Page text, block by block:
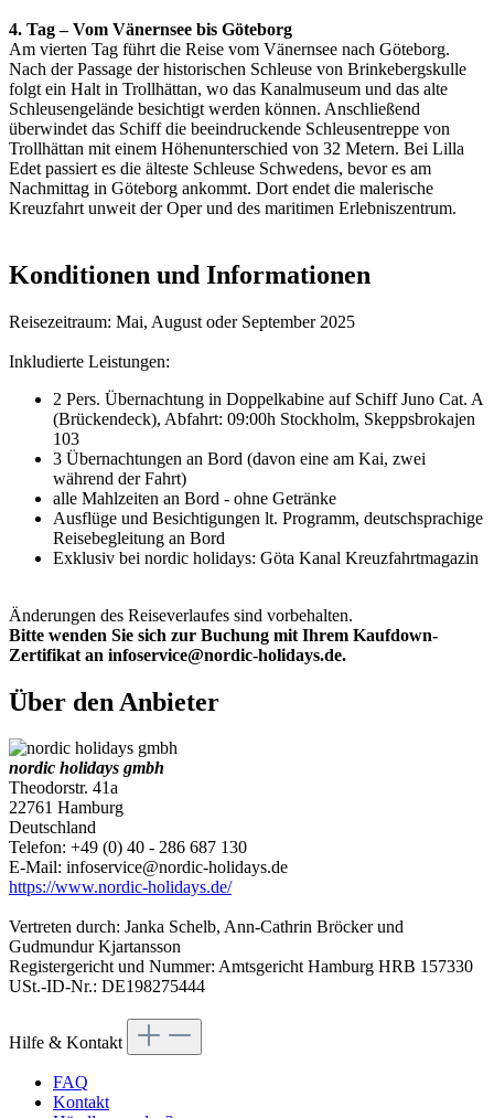
4. Tag – Vom Vänernsee bis Göteborg
Am vierten Tag führt die Reise vom Vänernsee nach Göteborg.
Nach der Passage der historischen Schleuse von Brinkebergskulle
folgt ein Halt in Trollhättan, wo das Kanalmuseum und das alte
Schleusengelände besichtigt werden können. Anschließend
überwindet das Schiff die beeindruckende Schleusentreppe von
Trollhättan mit einem Höhenunterschied von 32 Metern. Bei Lilla
Edet passiert es die älteste Schleuse Schwedens, bevor es am
Nachmittag in Göteborg ankommt. Dort endet die malerische
Kreuzfahrt unweit der Oper und des maritimen Erlebniszentrum.
Konditionen und Informationen
Reisezeitraum: Mai, August oder September 2025
Inkludierte Leistungen:
2 Pers. Übernachtung in Doppelkabine auf Schiff Juno Cat. A
(Brückendeck), Abfahrt: 09:00h Stockholm, Skeppsbrokajen
103
3 Übernachtungen an Bord (davon eine am Kai, zwei
während der Fahrt)
alle Mahlzeiten an Bord - ohne Getränke
Ausflüge und Besichtigungen lt. Programm, deutschsprachige
Reisebegleitung an Bord
Exklusiv bei nordic holidays: Göta Kanal Kreuzfahrtmagazin
Änderungen des Reiseverlaufes sind vorbehalten.
Bitte wenden Sie sich zur Buchung mit Ihrem Kaufdown-
Zertifikat an infoservice@nordic-holidays.de.
Über den Anbieter
nordic holidays gmbh
Theodorstr. 41a
22761 Hamburg
Deutschland
Telefon: +49 (0) 40 - 286 687 130
E-Mail: infoservice@nordic-holidays.de
https://www.nordic-holidays.de/
Vertreten durch: Janka Schelb, Ann-Cathrin Bröcker und
Gudmundur Kjartansson
Registergericht und Nummer: Amtsgericht Hamburg HRB 157330
USt.-ID-Nr.: DE198275444
Hilfe & Kontakt
FAQ
Kontakt